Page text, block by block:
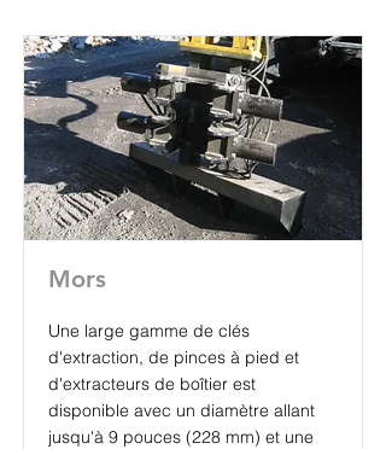
Mors
Une large gamme de clés
d'extraction, de pinces à pied et
d'extracteurs de boîtier est
disponible avec un diamètre allant
jusqu'à 9 pouces (228 mm) et une